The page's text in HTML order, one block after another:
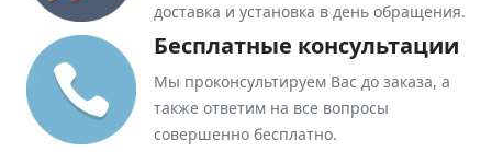
доставка и установка в день обращения.
Бесплатные консультации
Мы проконсультируем Вас до заказа, а
также ответим на все вопросы
совершенно бесплатно.